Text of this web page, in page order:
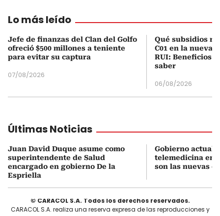
Lo más leído
Jefe de finanzas del Clan del Golfo
ofreció $500 millones a teniente
para evitar su captura
07/08/2026
Qué subsidios
C01 en la nueva
RUI: Beneficios
saber
06/08/2026
Últimas Noticias
Juan David Duque asume como
superintendente de Salud
encargado en gobierno De la
Espriella
Gobierno
telemedicina en
son las nuevas
© CARACOL S.A. Todos los derechos reservados.
CARACOL S.A. realiza una reserva expresa de las reproducciones y